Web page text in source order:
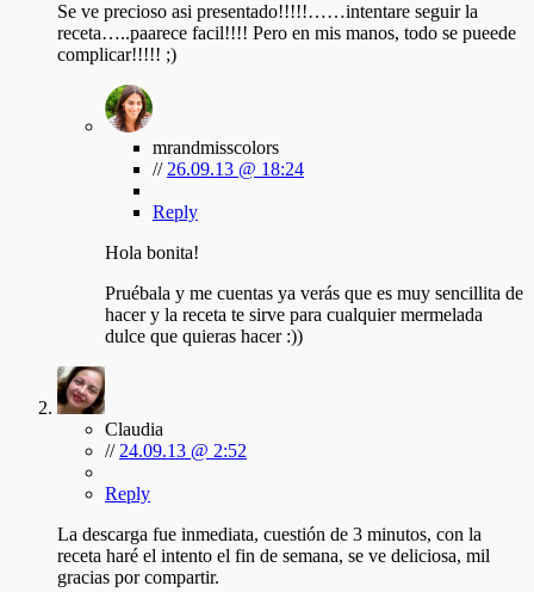
Se ve precioso asi presentado!!!!!……intentare seguir la
receta…..paarece facil!!!! Pero en mis manos, todo se pueede
complicar!!!!! ;)
mrandmisscolors
// 26.09.13 @ 18:24
Reply
Hola bonita!
Pruébala y me cuentas ya verás que es muy sencillita de
hacer y la receta te sirve para cualquier mermelada
dulce que quieras hacer :))
Claudia
// 24.09.13 @ 2:52
Reply
La descarga fue inmediata, cuestión de 3 minutos, con la
receta haré el intento el fin de semana, se ve deliciosa, mil
gracias por compartir.